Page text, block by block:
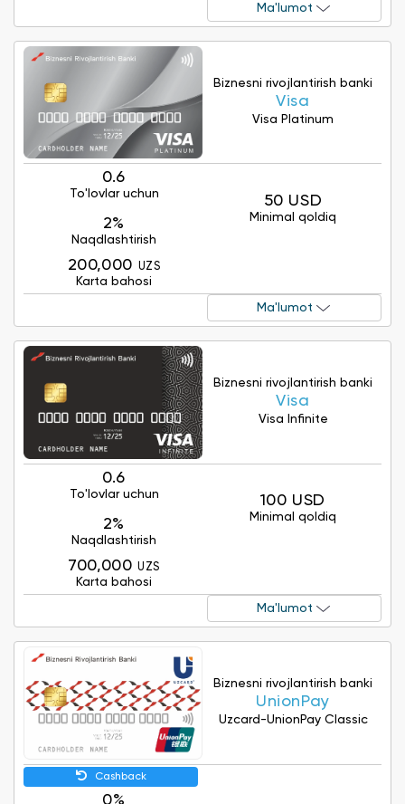
Ma'lumot
Biznesni rivojlantirish banki
Visa
Visa Platinum
0.6
To'lovlar uchun
2%
Naqdlashtirish
50 USD
Minimal qoldiq
200,000 UZS
Karta bahosi
Ma'lumot
Biznesni rivojlantirish banki
Visa
Visa Infinite
0.6
To'lovlar uchun
2%
Naqdlashtirish
100 USD
Minimal qoldiq
700,000 UZS
Karta bahosi
Ma'lumot
Biznesni rivojlantirish banki
UnionPay
Uzcard-UnionPay Classic
Cashback
0%